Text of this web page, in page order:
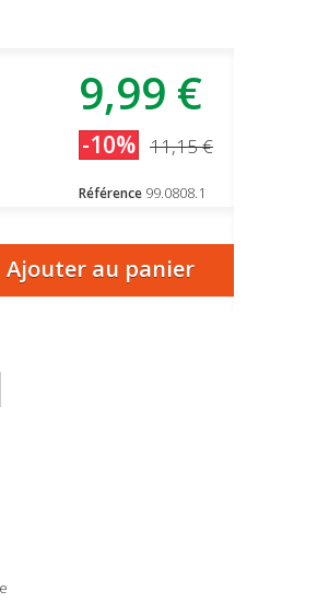
9,99 €
-10% 11,15 €
Référence 99.0808.1
Ajouter au panier